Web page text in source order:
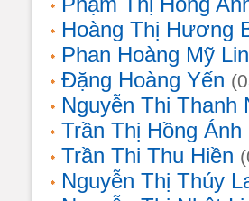
Hoàng Thị Hương
Phan Hoàng Mỹ
Đặng Hoàng Yến
Nguyễn Thi Thanh
Trần Thị Hồng Ánh
Trần Thi Thu Hiền
Nguyễn Thị Thúy